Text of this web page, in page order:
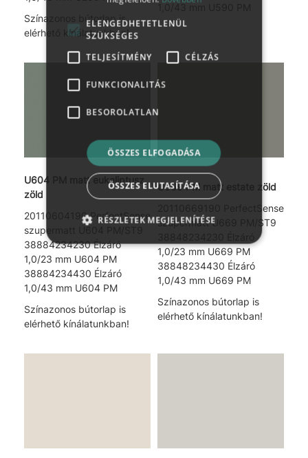
Színazonos bútorlap is
elérhető kínálatunkban!
U604 PM matt eukaliptusz
zöld
20110604190 PerfectSense
szupermatt U604 PM/ST9
38884234230 Élzáró
1,0/23 mm U604 PM
38884234430 Élzáró
1,0/43 mm U604 PM
Színazonos bútorlap is
elérhető kínálatunkban!
U669 PM matt estate zöld
20110669190 PerfectSense
szupermatt U669 PM/ST9
1,0/23 mm U669 PM
38848234430 Élzáró
1,0/43 mm U669 PM
Színazonos bútorlap is
elérhető kínálatunkban!
ELENGEDHETETLENÜL
SZÜKSÉGES
TELJESÍTMÉNY
CÉLZÁS
FUNKCIONALITÁS
BESOROLATLAN
ÖSSZES ELFOGADÁSA
ÖSSZES ELUTASÍTÁSA
RÉSZLETEK MEGJELENÍTÉSE